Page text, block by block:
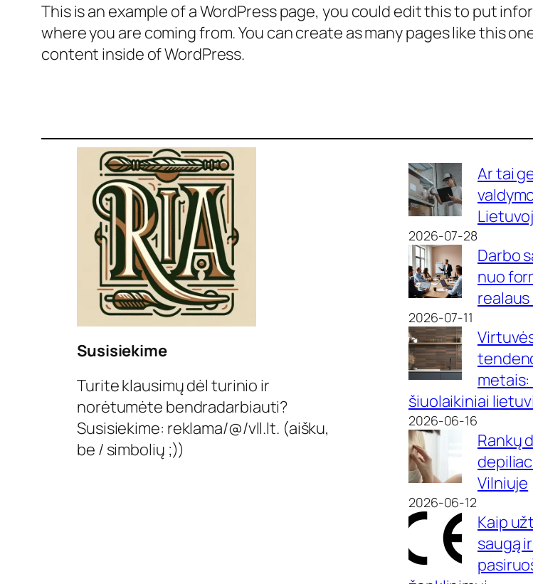
This is an example of a WordPress page, you could edit this to put
where you are coming from. You can create as many pages like this
content inside of WordPress.
Susisiekime
Turite klausimų dėl turinio ir
norėtumėte bendradarbiauti?
Susisiekime: reklama/@/vll.lt. (aišku,
be / simbolių ;))
Ar tai
2026-07-28
Darbo
nuo
2026-07-11
metais:
šiuolaikiniai
2026-06-16
Rankų
Vilniuje
2026-06-12
Kaip
saugą